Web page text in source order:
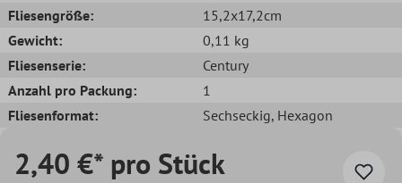
Fliesengröße:
15,2x17,2cm
Gewicht:
0,11 kg
Fliesenserie:
Century
Anzahl pro Packung:
1
Fliesenformat:
Sechseckig, Hexagon
2,40 €* pro Stück